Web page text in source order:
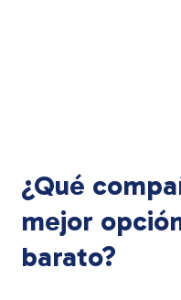
¿Qué
mejor
barato?